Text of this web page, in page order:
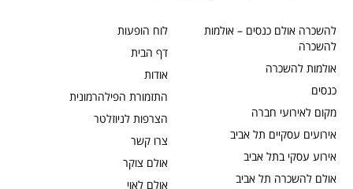
לוח הופעות
דף הבית
אודות
התזמורת הפילהרמונית
הצרפות לניוזלטר
צרו קשר
אולם צוקר
אולם לאוי
להשכרה אולם כנסים – אולמות
להשכרה
אולמות להשכרה
כנסים
מקום לאירועי חברה
אירועים עסקיים תל אביב
אירוע עסקי בתל אביב
אולם להשכרה תל אביב